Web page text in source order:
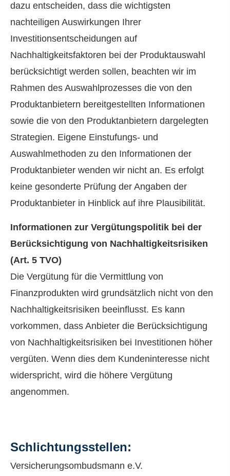
dazu entscheiden, dass die wichtigsten
nachteiligen Auswirkungen Ihrer
Investitionsentscheidungen auf
Nachhaltigkeitsfaktoren bei der Produktauswahl
berücksichtigt werden sollen, beachten wir im
Rahmen des Auswahlprozesses die von den
Produktanbietern bereitgestellten Informationen
sowie die von den Produktanbietern dargelegten
Strategien. Eigene Einstufungs- und
Auswahlmethoden zu den Informationen der
Produktanbieter wenden wir nicht an. Es erfolgt
keine gesonderte Prüfung der Angaben der
Produktanbieter in Hinblick auf ihre Plausibilität.
Informationen zur Vergütungspolitik bei der
Berücksichtigung von Nachhaltigkeitsrisiken
(Art. 5 TVO)
Die Vergütung für die Vermittlung von
Finanzprodukten wird grundsätzlich nicht von den
Nachhaltigkeitsrisiken beeinflusst. Es kann
vorkommen, dass Anbieter die Berücksichtigung
von Nachhaltigkeitsrisiken bei Investitionen höher
vergüten. Wenn dies dem Kundeninteresse nicht
widerspricht, wird die höhere Vergütung
angenommen.
Schlichtungsstellen:
Versicherungsombudsmann e.V.